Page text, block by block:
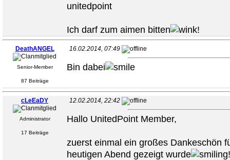
unitedpoint
Ich darf zum aimen bitten !
DeathANGEL
Senior-Member
87 Beiträge
16.02.2014, 07:49
Bin dabei
cLeEaDY
Administrator
17 Beiträge
12.02.2014, 22:42
Hallo UnitedPoint Member,
zuerst einmal ein großes Dankeschön
heutigen Abend gezeigt wurde
!